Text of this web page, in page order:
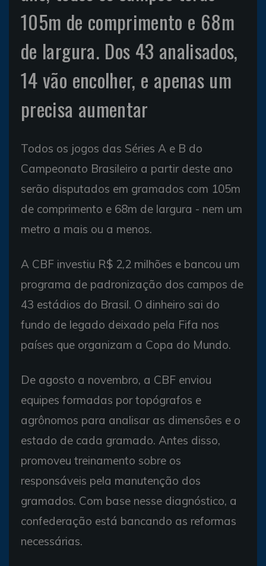
105m de comprimento e 68m
de largura. Dos 43 analisados,
14 vão encolher, e apenas um
precisa aumentar
Todos os jogos das Séries A e B do
Campeonato Brasileiro a partir deste ano
serão disputados em gramados com 105m
de comprimento e 68m de largura - nem um
metro a mais ou a menos.
A CBF investiu R$ 2,2 milhões e bancou um
programa de padronização dos campos de
43 estádios do Brasil. O dinheiro sai do
fundo de legado deixado pela Fifa nos
países que organizam a Copa do Mundo.
De agosto a novembro, a CBF enviou
equipes formadas por topógrafos e
agrônomos para analisar as dimensões e o
estado de cada gramado. Antes disso,
promoveu treinamento sobre os
responsáveis pela manutenção dos
gramados. Com base nesse diagnóstico, a
confederação está bancando as reformas
necessárias.